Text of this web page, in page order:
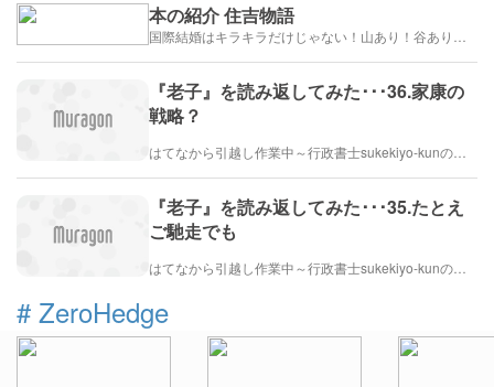
本の紹介 住吉物語
『老子』を読み返してみた･･･36.家康の
戦略？
『老子』を読み返してみた･･･35.たとえ
ご馳走でも
# ZeroHedge